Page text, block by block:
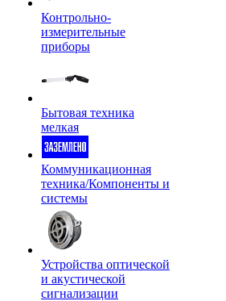
Контрольно-
измерительные
приборы
Бытовая техника
мелкая
Коммуникационная
техника/Компоненты и
системы
Устройства оптической
и акустической
сигнализации